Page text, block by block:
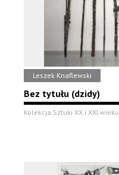
Leszek Knaflewski
Bez tytułu (dzidy)
Kolekcja Sztuki XX i XXI wieku